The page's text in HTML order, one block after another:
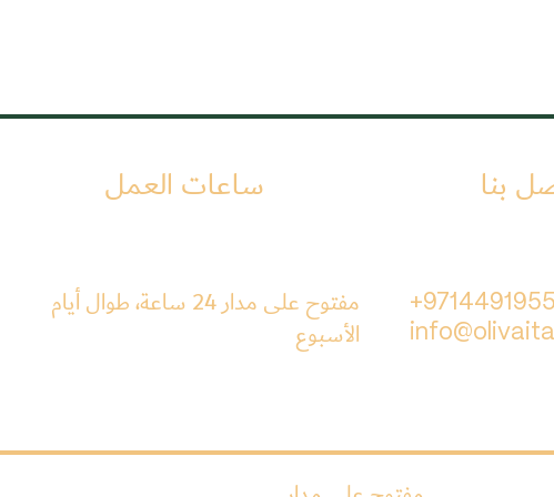
ساعات العمل بنا
مفتوح على مدار 24 ساعة، طوال أيام
الأسبوع